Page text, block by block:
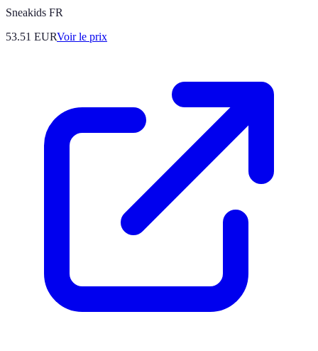
Sneakids FR
53.51 EURVoir le prix